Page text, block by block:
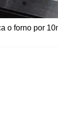
o forno por